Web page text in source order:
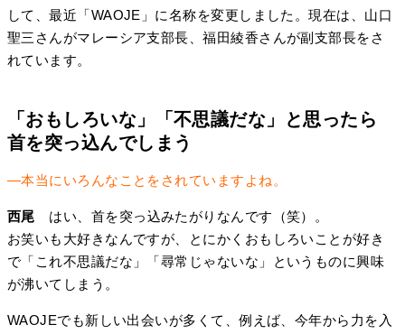
して、最近「WAOJE」に名称を変更しました。現在は、山口
聖三さんがマレーシア支部長、福田綾香さんが副支部長をさ
れています。
「おもしろいな」「不思議だな」と思ったら
首を突っ込んでしまう
―本当にいろんなことをされていますよね。
西尾 はい、首を突っ込みたがりなんです（笑）。
お笑いも大好きなんですが、とにかくおもしろいことが好き
で「これ不思議だな」「尋常じゃないな」というものに興味
が沸いてしまう。
WAOJEでも新しい出会いが多くて、例えば、今年から力を入